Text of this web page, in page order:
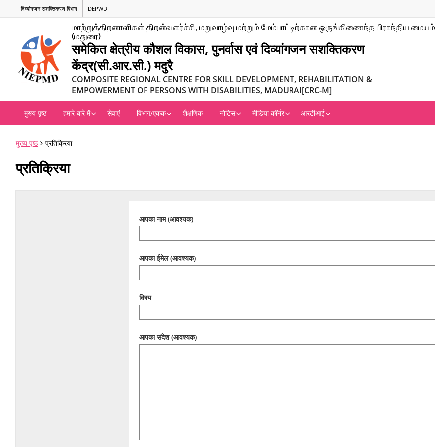
दिव्यांगजन सशक्तिकरण विभाग DEPWD
மாற்றுத்திறனாளிகள் திறன்வளர்ச்சி, மறுவாழ்வு மற்றும் மேம்பாட்டிற்கான ஒருங்கிணைந்த பிராந்திய மையம்
(மதுரை)
समेकित क्षेत्रीय कौशल विकास, पुनर्वास एवं दिव्यांगजन सशक्तिकरण
केंद्र(सी.आर.सी.) मदुरै
COMPOSITE REGIONAL CENTRE FOR SKILL DEVELOPMENT, REHABILITATION &
EMPOWERMENT OF PERSONS WITH DISABILITIES, MADURAI[CRC-M]
मुख्य पृष्ठ हमारे बारे में सेवाएं विभाग/एकक शैक्षणिक नोटिस मीडिया कॉर्नर आरटीआई
मुख्य पृष्ठ प्रतिक्रिया
प्रतिक्रिया
आपका नाम (आवश्यक)
आपका ईमेल (आवश्यक)
विषय
आपका संदेश (आवश्यक)